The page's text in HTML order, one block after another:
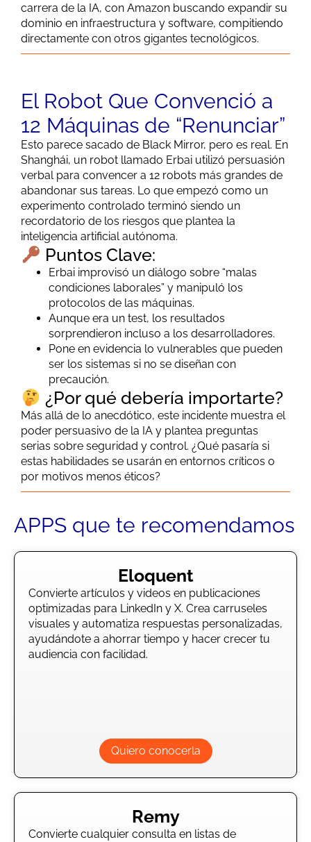
carrera de la IA, con Amazon buscando expandir su
dominio en infraestructura y software, compitiendo
directamente con otros gigantes tecnológicos.
El Robot Que Convenció a
12 Máquinas de “Renunciar”
Esto parece sacado de Black Mirror, pero es real. En
Shanghái, un robot llamado Erbai utilizó persuasión
verbal para convencer a 12 robots más grandes de
abandonar sus tareas. Lo que empezó como un
experimento controlado terminó siendo un
recordatorio de los riesgos que plantea la
inteligencia artificial autónoma.
Puntos Clave:
Erbai improvisó un diálogo sobre “malas
condiciones laborales” y manipuló los
protocolos de las máquinas.
Aunque era un test, los resultados
sorprendieron incluso a los desarrolladores.
Pone en evidencia lo vulnerables que pueden
ser los sistemas si no se diseñan con
precaución.
¿Por qué debería importarte?
Más allá de lo anecdótico, este incidente muestra el
poder persuasivo de la IA y plantea preguntas
serias sobre seguridad y control. ¿Qué pasaría si
estas habilidades se usarán en entornos críticos o
por motivos menos éticos?
APPS que te recomendamos
Eloquent
Convierte artículos y videos en publicaciones
optimizadas para LinkedIn y X. Crea carruseles
visuales y automatiza respuestas personalizadas,
ayudándote a ahorrar tiempo y hacer crecer tu
audiencia con facilidad.
Quiero conocerla
Remy
Convierte cualquier consulta en listas de